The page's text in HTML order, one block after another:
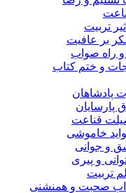
تربیت
بر عافیت
و راه صواب
و ختم کتاب
پادشاهان
پارسایان
قناعت
خاموشى
و جوانى
و پیرى
تربیت
صحبت و همنشنى